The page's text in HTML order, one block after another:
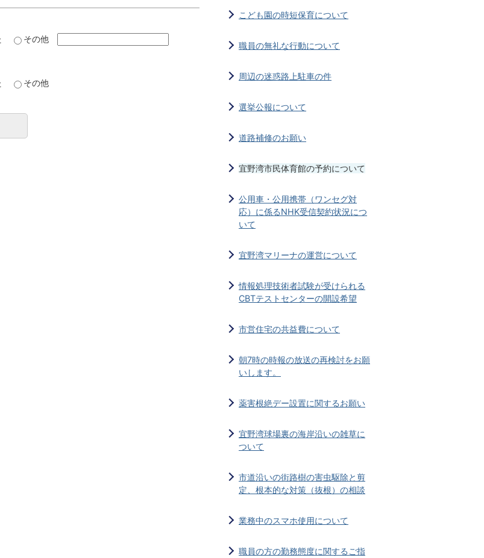
その他
その他
こども園の時短保育について
職員の無礼な行動について
周辺の迷惑路上駐車の件
選挙公報について
道路補修のお願い
宜野湾市民体育館の予約について
公用車・公用携帯（ワンセグ対
応）に係るNHK受信契約状況につ
いて
宜野湾マリーナの運営について
情報処理技術者試験が受けられる
CBTテストセンターの開設希望
市営住宅の共益費について
朝7時の時報の放送の再検討をお願
いします。
薬害根絶デー設置に関するお願い
宜野湾球場裏の海岸沿いの雑草に
ついて
市道沿いの街路樹の害虫駆除と剪
定、根本的な対策（抜根）の相談
業務中のスマホ使用について
職員の方の勤務態度に関するご指